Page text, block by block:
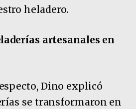
heladero.
artesanales en
Dino explicó
se transformaron en